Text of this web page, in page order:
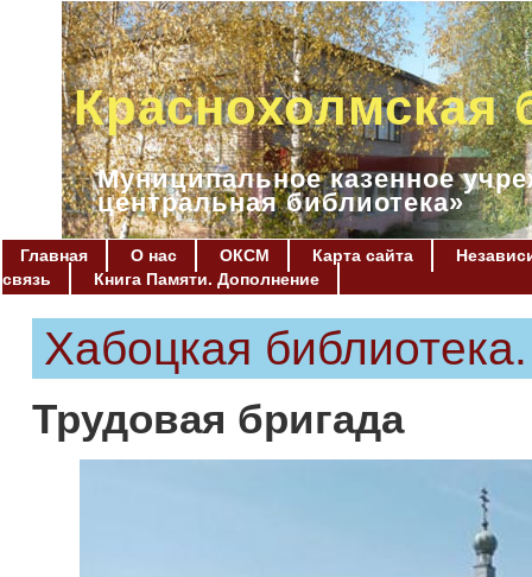
Краснохолмская
Муниципальное казенное
центральная библиотека»
Главная О нас ОКСМ Карта сайта
связь
Книга Памяти. Дополнение
Хабоцкая
Трудовая бригада